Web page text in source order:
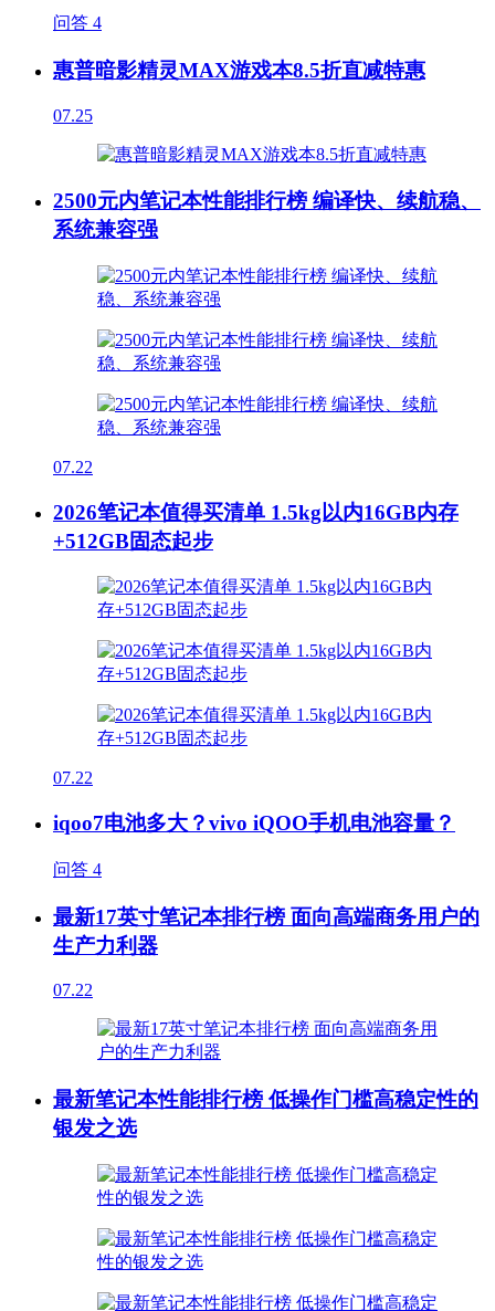
问答 4
惠普暗影精灵MAX游戏本8.5折直减特惠
07.25
2500元内笔记本性能排行榜 编译快、续航稳、
系统兼容强
07.22
2026笔记本值得买清单 1.5kg以内16GB内存
+512GB固态起步
07.22
iqoo7电池多大？vivo iQOO手机电池容量？
问答 4
最新17英寸笔记本排行榜 面向高端商务用户的
生产力利器
07.22
最新笔记本性能排行榜 低操作门槛高稳定性的
银发之选